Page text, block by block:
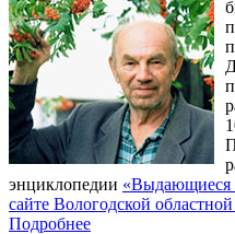
энциклопедии «Выдающиеся
сайте Вологодской
Подробнее